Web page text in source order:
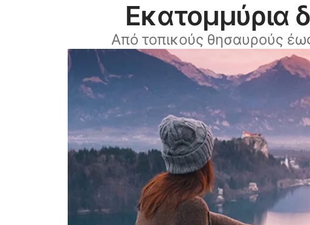
Εκατομμύρια
Από τοπικούς θησαυρούς